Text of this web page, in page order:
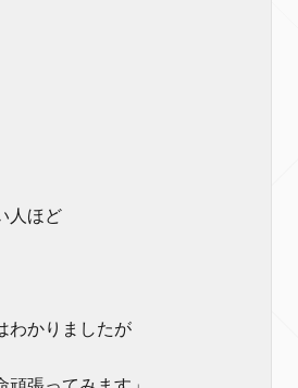
人ほど
わかりましたが